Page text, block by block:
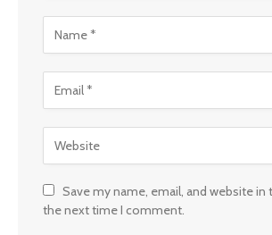
Save my name, email, and website in
the next time I comment.